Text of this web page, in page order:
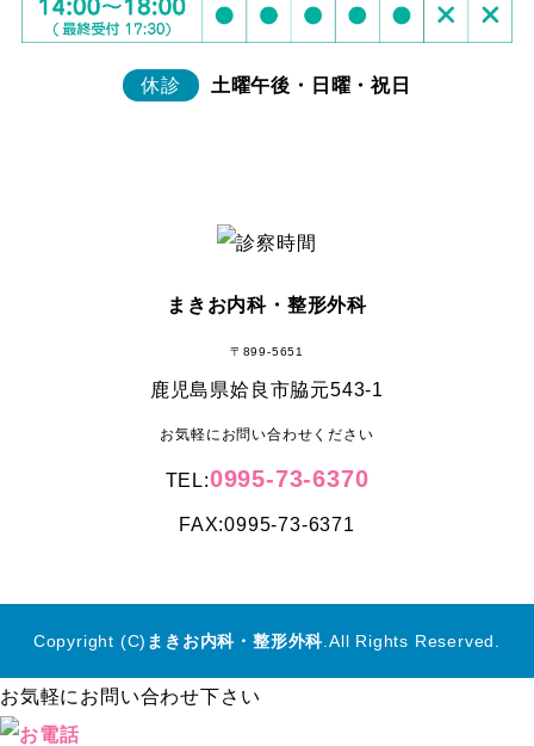
休診 土曜午後・日曜・祝日
まきお内科・整形外科
〒899-5651
鹿児島県姶良市脇元543-1
お気軽にお問い合わせください
TEL:0995-73-6370
FAX:0995-73-6371
Copyright (C) まきお内科・整形外科 .All Rights Reserved.
お気軽にお問い合わせ下さい